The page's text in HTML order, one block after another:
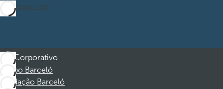
Inscrever-me
Corporativo
Grupo Barceló
Fundação Barceló